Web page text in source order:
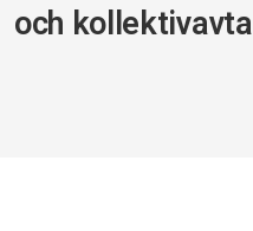
och kollektivavtal